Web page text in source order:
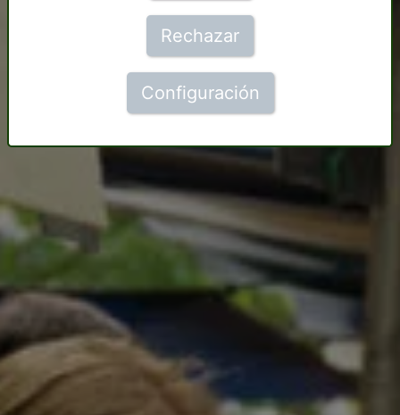
Rechazar
Configuración